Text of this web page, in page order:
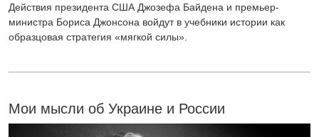
Действия президента США Джозефа Байдена и премьер-
министра Бориса Джонсона войдут в учебники истории как
образцовая стратегия «мягкой силы».
Мои мысли об Украине и России